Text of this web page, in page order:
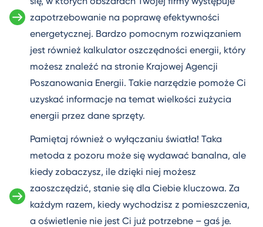
zapotrzebowanie na poprawę efektywności
energetycznej. Bardzo pomocnym rozwiązaniem
jest również kalkulator oszczędności energii, który
możesz znaleźć na stronie Krajowej Agencji
Poszanowania Energii. Takie narzędzie pomoże Ci
uzyskać informacje na temat wielkości zużycia
energii przez dane sprzęty.
Pamiętaj również o wyłączaniu światła! Taka
metoda z pozoru może się wydawać banalna, ale
kiedy zobaczysz, ile dzięki niej możesz
zaoszczędzić, stanie się dla Ciebie kluczowa. Za
każdym razem, kiedy wychodzisz z pomieszczenia,
a oświetlenie nie jest Ci już potrzebne – gaś je.